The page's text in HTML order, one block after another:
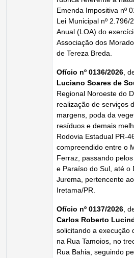
Emenda Impositiva nº
Lei Municipal nº 2.796/
Anual (LOA) do
Associação dos
de Tereza Breda.
Ofício nº 0136/2026 ,
Luciano Soares de
Regional Noroeste do
realização de serviços
margens, poda da
resíduos e demais
Rodovia Estadual PR-
compreendido entre o
Ferraz, passando
e Paraíso do Sul, até o
Jurema, pertencente
Iretama/PR.
Ofício nº 0137/2026 ,
Carlos Roberto
solicitando a execução
na Rua Tamoios, no
Rua Bahia, seguindo